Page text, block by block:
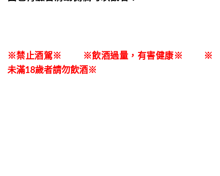
※禁止酒駕※ ※飲酒過量，有害健康※ ※
未滿18歲者請勿飲酒※